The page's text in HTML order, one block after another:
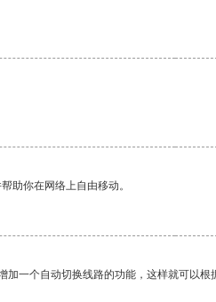
助你在网络上自由移动。
一个自动切换线路的功能，这样就可以根